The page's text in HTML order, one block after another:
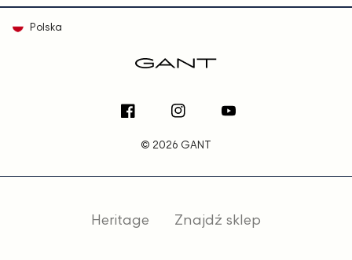
Polska
FacebookInstagramYouTube
© 2026 GANT
Heritage Znajdź sklep